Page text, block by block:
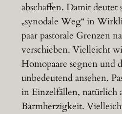
abschaffen. Damit deutet
„synodale Weg“ in
paar pastorale Grenzen
verschieben. Vielleicht
Homopaare segnen und
unbedeutend ansehen.
in Einzelfällen, natürlich
Barmherzigkeit.